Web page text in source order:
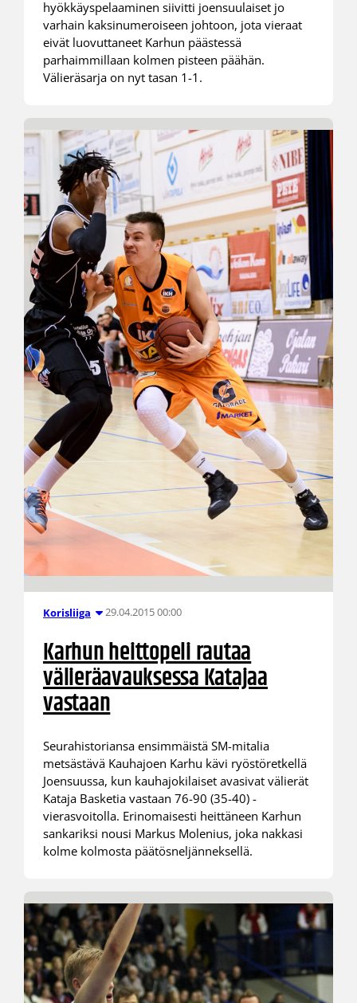
hyökkäyspelaaminen siivitti joensuulaiset jo
varhain kaksinumeroiseen johtoon, jota vieraat
eivät luovuttaneet Karhun päästessä
parhaimmillaan kolmen pisteen päähän.
Välieräsarja on nyt tasan 1-1.
Korisliiga 29.04.2015 00:00
Karhun heittopeli rautaa
välieräavauksessa Katajaa
vastaan
Seurahistoriansa ensimmäistä SM-mitalia
metsästävä Kauhajoen Karhu kävi ryöstöretkellä
Joensuussa, kun kauhajokilaiset avasivat välierät
Kataja Basketia vastaan 76-90 (35-40) -
vierasvoitolla. Erinomaisesti heittäneen Karhun
sankariksi nousi Markus Molenius, joka nakkasi
kolme kolmosta päätösneljänneksellä.